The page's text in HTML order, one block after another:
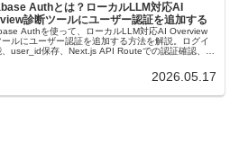
Authとは？ローカルLLM対応AI
診断ツールにユーザー認証を追加する
Authを使って、ローカルLLM対応AI Overview
ルにユーザー認証を追加する方法を解説。ログイ
、user_id保存、Next.js API Routeでの認証確認、
2026.05.17